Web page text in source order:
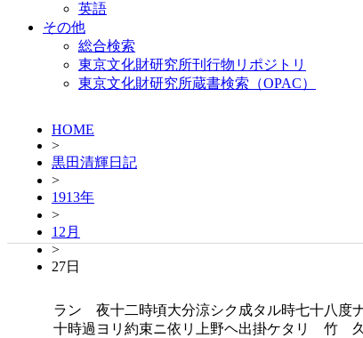
英語
その他
総合検索
東京文化財研究所刊行物リポジトリ
東京文化財研究所蔵書検索（OPAC）
HOME
>
黒田清輝日記
>
1913年
>
12月
>
27日
ラン 夜十二時頃大分涼シク成タル時七十八度
十時過ヨリ約束ニ依リ上野ヘ出掛ケタリ